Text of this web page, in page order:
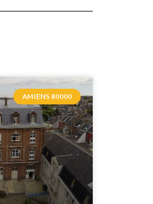
AMIENS 80000